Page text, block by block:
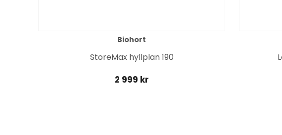
Biohort
StoreMax hyllplan 190
2 999 kr